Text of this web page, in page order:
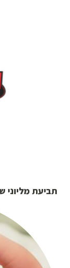
תביעת מליוני